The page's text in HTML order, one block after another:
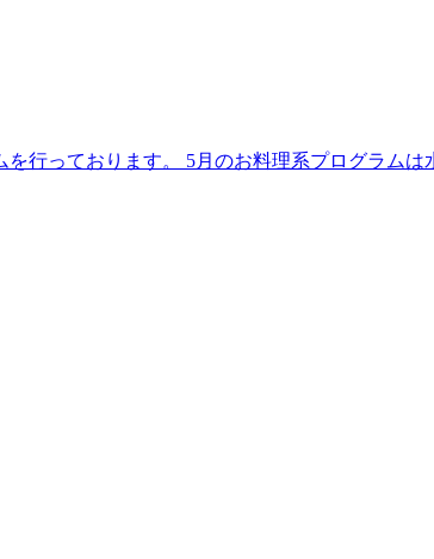
行っております。 5月のお料理系プログラム